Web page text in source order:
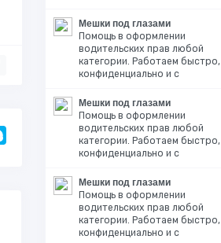
Мешки под глазами
Помощь в оформлении
водительских прав любой
категории. Работаем быстро,
конфиденциально и с
Мешки под глазами
Помощь в оформлении
водительских прав любой
категории. Работаем быстро,
конфиденциально и с
Мешки под глазами
Помощь в оформлении
водительских прав любой
категории. Работаем быстро,
конфиденциально и с